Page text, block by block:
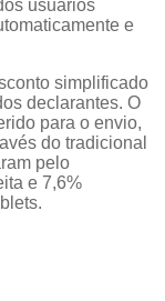
usuários
e
simplificado
declarantes. O
para o envio,
do tradicional
pelo
e 7,6%